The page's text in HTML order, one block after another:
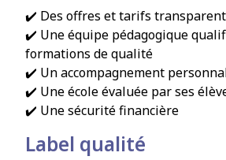
✔️ Des offres et tarifs
✔️ Une équipe pédagogique
formations de qualité
✔️ Un accompagnement
✔️ Une école évaluée par ses
✔️ Une sécurité financière
Label qualité